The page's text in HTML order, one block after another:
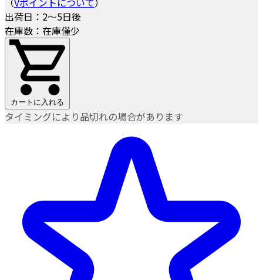
出荷日：2～5日後
在庫数：在庫僅少
カートに入れる
タイミングにより品切れの場合があります